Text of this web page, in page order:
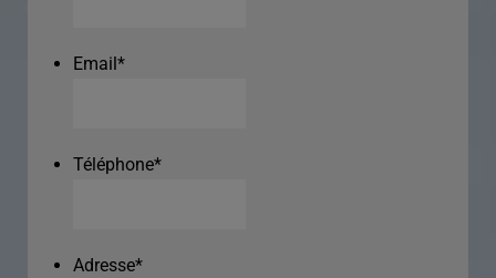
Email*
Téléphone*
Adresse*